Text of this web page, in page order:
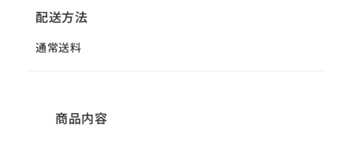
配送方法
通常送料
商品内容